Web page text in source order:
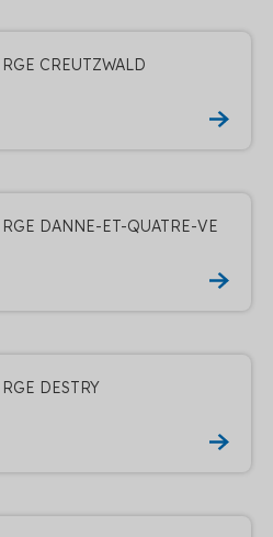
CREUTZWALD
DANNE-ET-QUATRE-VE
DESTRY